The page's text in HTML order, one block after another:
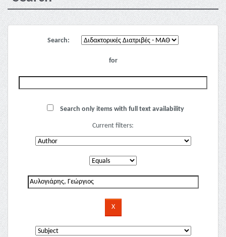
Search:
for
Search only items with full text availability
Current filters: